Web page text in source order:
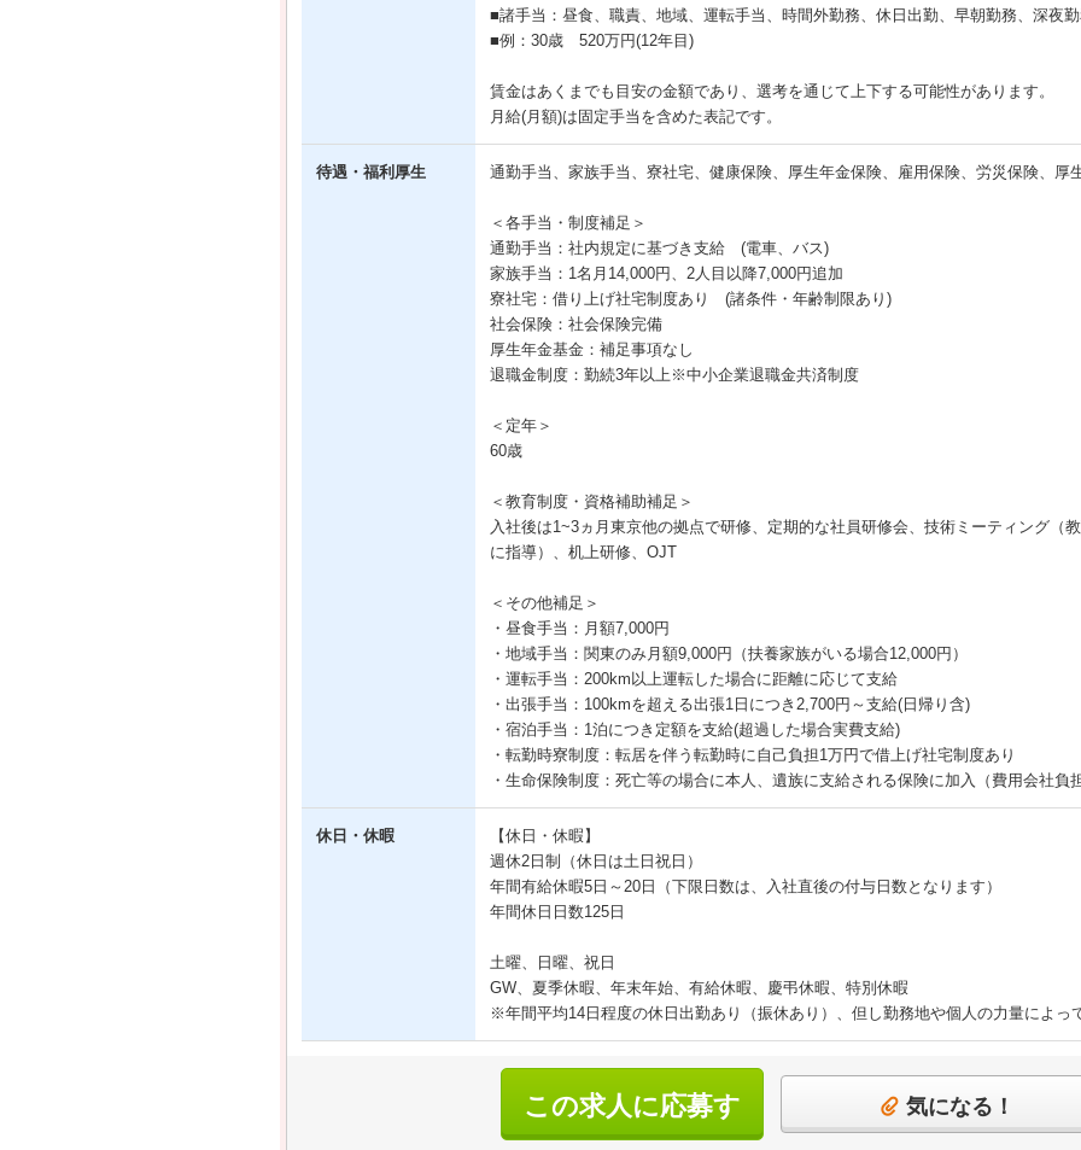
■諸手当：昼食、職責、地域、運転手当、時間外勤務、休日出勤、早朝勤務、深夜
■例：30歳 520万円(12年目)
賃金はあくまでも目安の金額であり、選考を通じて上下する可能性があります。
月給(月額)は固定手当を含めた表記です。
待遇・福利厚生 通勤手当、家族手当、寮社宅、健康保険、厚生年金保険、雇用保険、労災保険、厚
＜各手当・制度補足＞
通勤手当：社内規定に基づき支給 (電車、バス)
家族手当：1名月14,000円、2人目以降7,000円追加
寮社宅：借り上げ社宅制度あり (諸条件・年齢制限あり)
社会保険：社会保険完備
厚生年金基金：補足事項なし
退職金制度：勤続3年以上※中小企業退職金共済制度
＜定年＞
60歳
＜教育制度・資格補助補足＞
入社後は1~3ヵ月東京他の拠点で研修、定期的な社員研修会、技術ミーティング（
に指導）、机上研修、OJT
＜その他補足＞
・昼食手当：月額7,000円
・地域手当：関東のみ月額9,000円（扶養家族がいる場合12,000円）
・運転手当：200km以上運転した場合に距離に応じて支給
・出張手当：100kmを超える出張1日につき2,700円～支給(日帰り含)
・宿泊手当：1泊につき定額を支給(超過した場合実費支給)
・転勤時寮制度：転居を伴う転勤時に自己負担1万円で借上げ社宅制度あり
・生命保険制度：死亡等の場合に本人、遺族に支給される保険に加入（費用会社負担
休日・休暇
【休日・休暇】
週休2日制（休日は土日祝日）
年間有給休暇5日～20日（下限日数は、入社直後の付与日数となります）
年間休日日数125日
土曜、日曜、祝日
GW、夏季休暇、年末年始、有給休暇、慶弔休暇、特別休暇
※年間平均14日程度の休日出勤あり（振休あり）、但し勤務地や個人の力量によっ
この求人に応募す 気になる！